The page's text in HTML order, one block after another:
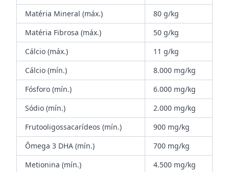
Matéria Mineral (máx.)
80 g/kg
Matéria Fibrosa (máx.)
50 g/kg
Cálcio (máx.)
11 g/kg
Cálcio (mín.)
8.000 mg/kg
Fósforo (mín.)
6.000 mg/kg
Sódio (mín.)
2.000 mg/kg
Frutooligossacarídeos (mín.)
900 mg/kg
Ômega 3 DHA (mín.)
700 mg/kg
Metionina (mín.)
4.500 mg/kg